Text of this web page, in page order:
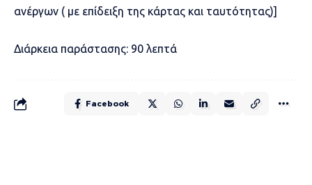
ανέργων ( με επίδειξη της κάρτας και ταυτότητας)]
Διάρκεια παράστασης: 90 λεπτά
Facebook